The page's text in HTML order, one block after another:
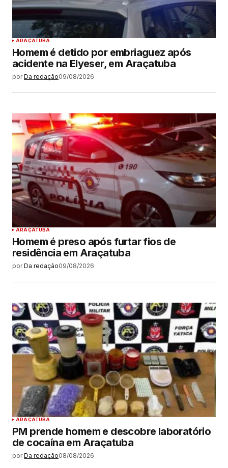
ARAÇATUBA
Homem é detido por embriaguez após
acidente na Elyeser, em Araçatuba
por Da redação09/08/2026
ARAÇATUBA
Homem é preso após furtar fios de
residência em Araçatuba
por Da redação09/08/2026
ARAÇATUBA
PM prende homem e descobre laboratório
de cocaína em Araçatuba
por Da redação08/08/2026